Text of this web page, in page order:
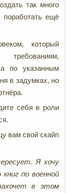
так много
поработать ещё
который
по указанным
в задумках, но
себя в роли
вам свой скайп
Я хочу
по военной
в этом